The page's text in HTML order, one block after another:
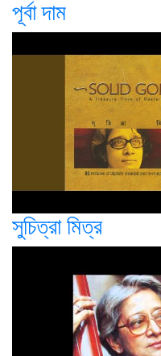
পূর্বা দাম
সুচিত্রা মিত্র